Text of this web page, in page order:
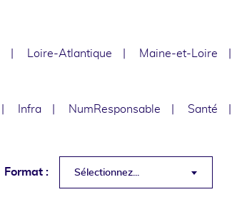
Loire-Atlantique Maine-et-Loire
Infra NumResponsable Santé
Format : Sélectionnez...